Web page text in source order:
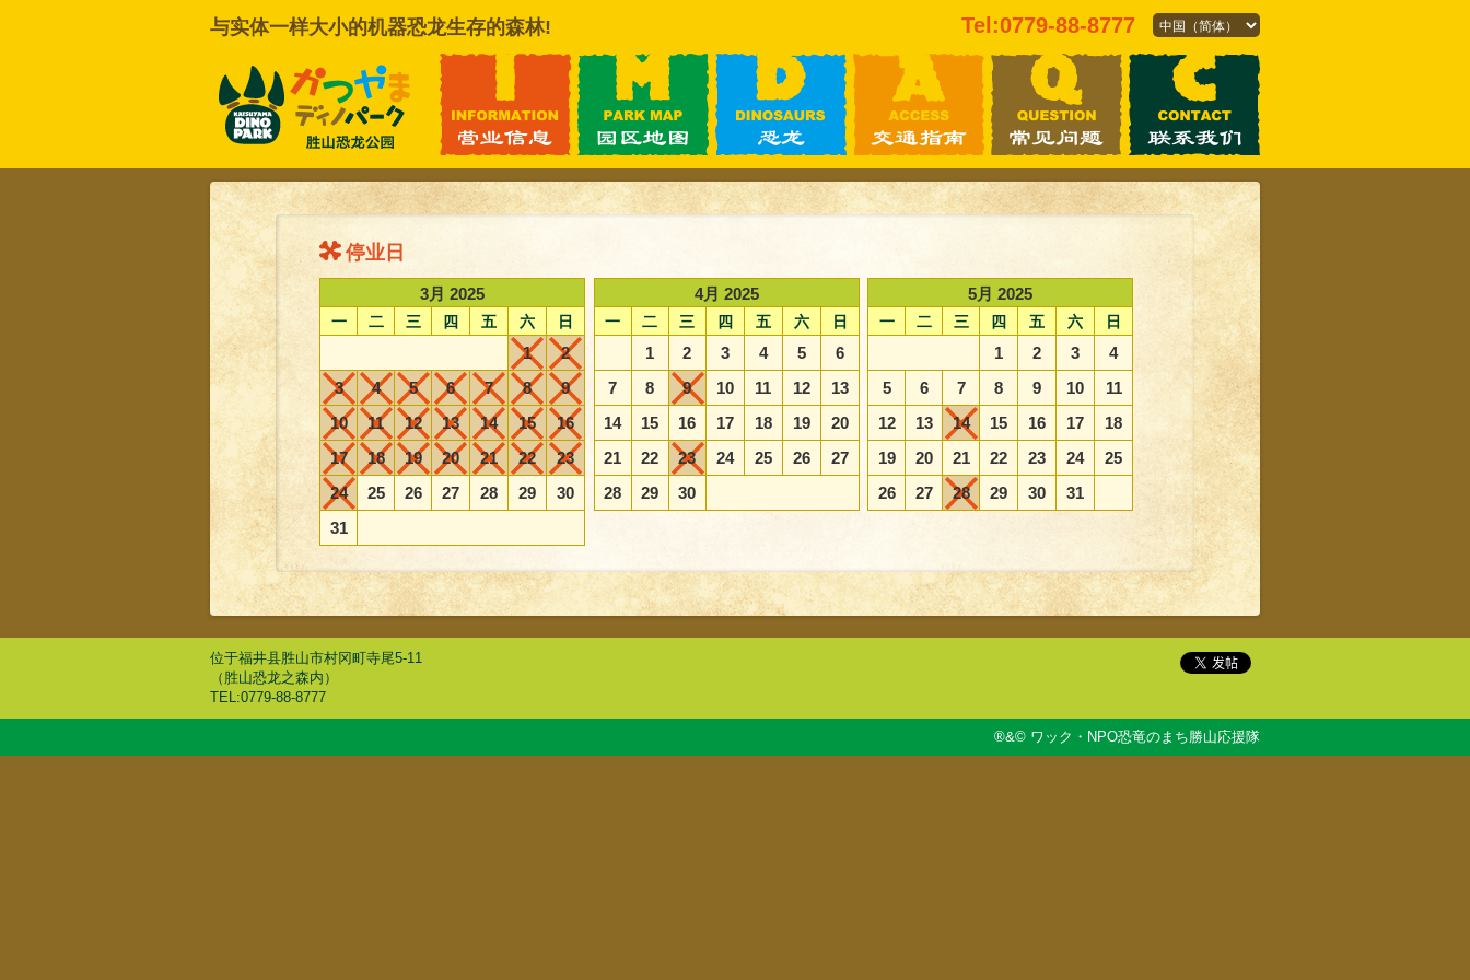
与实体一样大小的机器恐龙生存的森林! Tel:0779-88-8777
停业日
3月 2025
一 二 三 四 五 六 日
1
2
3
4 5 6 7 8
9
10
11 12 13 14 15
16
17
18 19 20 21 22
23
24
25 26 27 28 29
30
31
4月 2025
一 二 三 四 五 六 日
1 2 3 4 5
6
7
8 9 10 11 12
13
14
15 16 17 18 19
20
21
22 23 24 25 26
27
28
29 30
5月 2025
一 二 三 四 五 六 日
1 2 3
4
5
6 7 8 9 10
11
12
13 14 15 16 17
18
19
20 21 22 23 24
25
26
27 28 29 30 31
位于福井县胜山市村冈町寺尾5-11
（胜山恐龙之森内）
TEL:0779-88-8777
®&© ワック・NPO恐竜のまち勝山応援隊